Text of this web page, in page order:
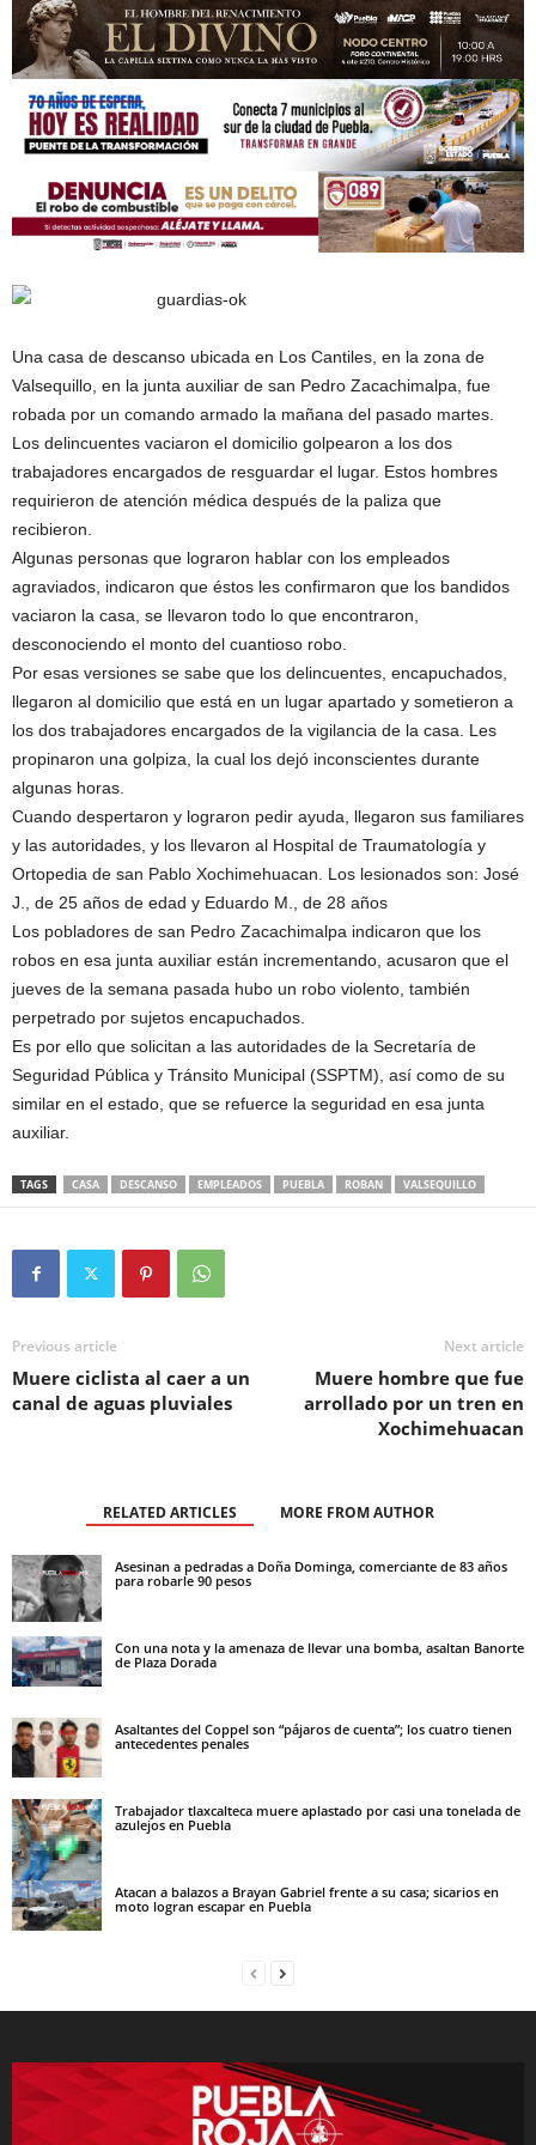
Una casa de descanso ubicada en Los Cantiles, en la zona de
Valsequillo, en la junta auxiliar de san Pedro Zacachimalpa, fue
robada por un comando armado la mañana del pasado martes.
Los delincuentes vaciaron el domicilio golpearon a los dos
trabajadores encargados de resguardar el lugar. Estos hombres
requirieron de atención médica después de la paliza que
recibieron.
Algunas personas que lograron hablar con los empleados
agraviados, indicaron que éstos les confirmaron que los bandidos
vaciaron la casa, se llevaron todo lo que encontraron,
desconociendo el monto del cuantioso robo.
Por esas versiones se sabe que los delincuentes, encapuchados,
llegaron al domicilio que está en un lugar apartado y sometieron a
los dos trabajadores encargados de la vigilancia de la casa. Les
propinaron una golpiza, la cual los dejó inconscientes durante
algunas horas.
Cuando despertaron y lograron pedir ayuda, llegaron sus familiares
y las autoridades, y los llevaron al Hospital de Traumatología y
Ortopedia de san Pablo Xochimehuacan. Los lesionados son: José
J., de 25 años de edad y Eduardo M., de 28 años
Los pobladores de san Pedro Zacachimalpa indicaron que los
robos en esa junta auxiliar están incrementando, acusaron que el
jueves de la semana pasada hubo un robo violento, también
perpetrado por sujetos encapuchados.
Es por ello que solicitan a las autoridades de la Secretaría de
Seguridad Pública y Tránsito Municipal (SSPTM), así como de su
similar en el estado, que se refuerce la seguridad en esa junta
auxiliar.
TAGS CASA DESCANSO EMPLEADOS PUEBLA ROBAN VALSEQUILLO
Previous article
Muere ciclista al caer a un
canal de aguas pluviales
Next article
Muere hombre que fue
arrollado por un tren en
Xochimehuacan
RELATED ARTICLES MORE FROM AUTHOR
Asesinan a pedradas a Doña Dominga, comerciante de 83 años
para robarle 90 pesos
Con una nota y la amenaza de llevar una bomba, asaltan Banorte
de Plaza Dorada
Asaltantes del Coppel son “pájaros de cuenta”; los cuatro tienen
antecedentes penales
Trabajador tlaxcalteca muere aplastado por casi una tonelada de
azulejos en Puebla
Atacan a balazos a Brayan Gabriel frente a su casa; sicarios en
moto logran escapar en Puebla